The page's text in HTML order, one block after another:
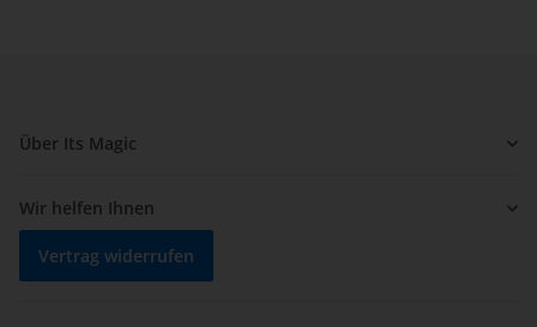
Über Its Magic
Wir helfen Ihnen
Vertrag widerrufen